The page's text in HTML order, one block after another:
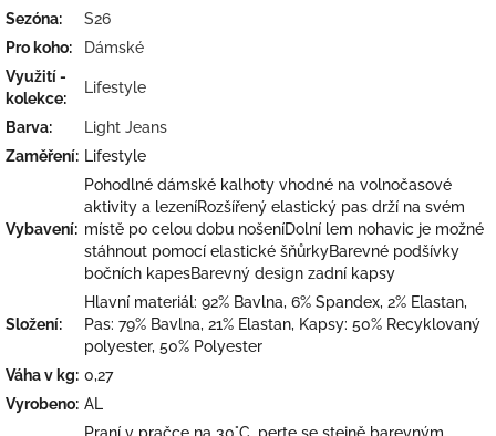
Sezóna:
S26
Pro koho:
Dámské
Využití -
kolekce:
Lifestyle
Barva:
Light Jeans
Zaměření: Lifestyle
Vybavení:
Pohodlné dámské kalhoty vhodné na volnočasové
aktivity a lezeníRozšířený elastický pas drží na svém
místě po celou dobu nošeníDolní lem nohavic je možné
stáhnout pomocí elastické šňůrkyBarevné podšívky
bočních kapesBarevný design zadní kapsy
Složení:
Hlavní materiál: 92% Bavlna, 6% Spandex, 2% Elastan,
Pas: 79% Bavlna, 21% Elastan, Kapsy: 50% Recyklovaný
polyester, 50% Polyester
Váha v kg: 0,27
Vyrobeno: AL
Praní v pračce na 30°C, perte se stejně barevným